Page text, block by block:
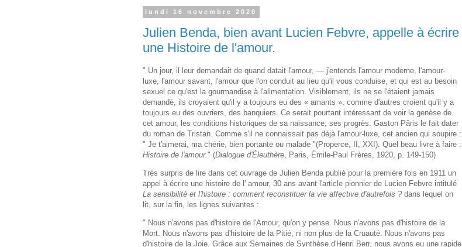
lundi 16 novembre 2020
Julien Benda, bien avant Lucien Febvre, appelle à écrire
une Histoire de l'amour.
" Un jour, il leur demandait de quand datait l'amour, — j'entends l'amour moderne, l'amour-
luxe, l'amour savant, l'amour que l'on conduit au lieu qu'il vous conduise, et qui est au besoin
sexuel ce qu'est la gourmandise à l'alimentation. Visiblement, ils ne se l'étaient jamais
demandé, ils croyaient qu'il y a toujours eu des « amants », comme d'autres croient qu'il y a
toujours eu des ouvriers, des banquiers. Ce serait pourtant intéressant de voir la genèse de
cet amour, les conditions historiques de sa naissance, ses progrès. Gaston Pâris le fait dater
du roman de Tristan. Comme s'il ne connaissait pas déjà l'amour-luxe, cet ancien qui soupire :
" Je t'aimerai, ma chérie, bien portante ou malade "(Properce, II, XXI). Quel beau livre à faire :
Histoire de l'amour. " (Dialogue d'Éleuthère , Paris, Émile-Paul Frères, 1920, p. 149-150)
Très surpris de lire dans cet ouvrage de Julien Benda publié pour la première fois en 1911 un
appel à écrire une histoire de l' amour, 30 ans avant l'article pionnier de Lucien Febvre intitulé
La sensibilité et l'histoire : comment reconstituer la vie affective d'autrefois ? dans lequel on
lit, sur la fin, les lignes suivantes :
" Nous n'avons pas d'histoire de l'Amour, qu'on y pense. Nous n'avons pas d'histoire de la
Mort. Nous n'avons pas d'histoire de la Pitié, ni non plus de la Cruauté. Nous n'avons pas
d'histoire de la Joie. Grâce aux Semaines de Synthèse d'Henri Berr, nous avons eu une rapide